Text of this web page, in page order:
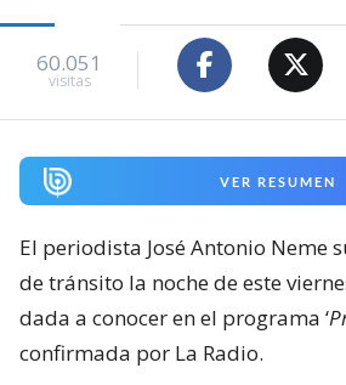
60.051
visitas
VER RESUMEN
El periodista José Antonio Neme
de tránsito la noche de este
dada a conocer en el programa ‘
confirmada por La Radio.